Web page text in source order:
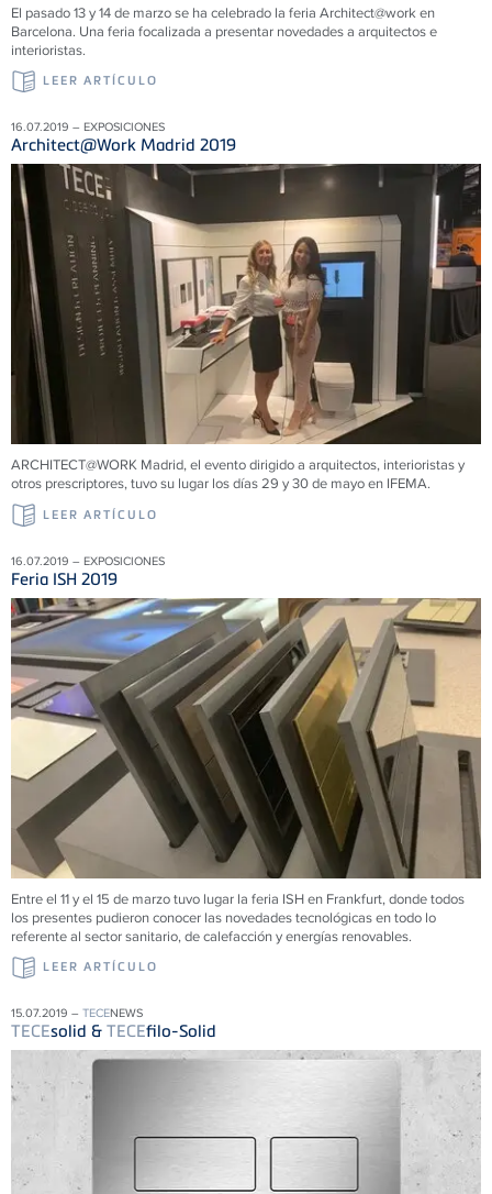
El pasado 13 y 14 de marzo se ha celebrado la feria Architect@work en
Barcelona. Una feria focalizada a presentar novedades a arquitectos e
interioristas.
LEER ARTÍCULO
16.07.2019 – EXPOSICIONES
Architect@Work Madrid 2019
ARCHITECT@WORK Madrid, el evento dirigido a arquitectos, interioristas y
otros prescriptores, tuvo su lugar los días 29 y 30 de mayo en IFEMA.
LEER ARTÍCULO
16.07.2019 – EXPOSICIONES
Feria ISH 2019
Entre el 11 y el 15 de marzo tuvo lugar la feria ISH en Frankfurt, donde todos
los presentes pudieron conocer las novedades tecnológicas en todo lo
referente al sector sanitario, de calefacción y energías renovables.
LEER ARTÍCULO
15.07.2019 – TECENEWS
TECEsolid & TECEfilo-Solid